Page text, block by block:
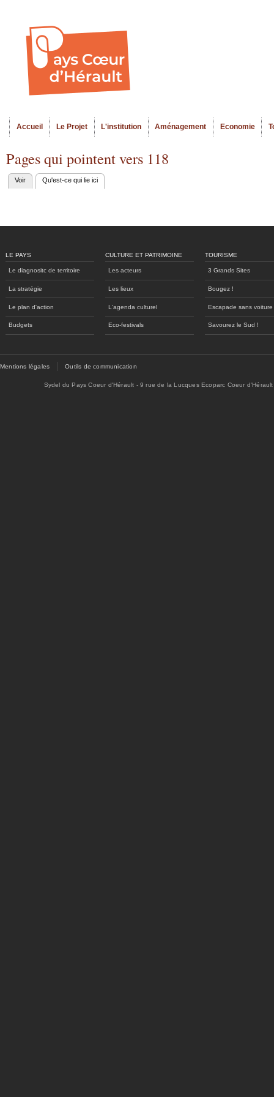
Menu principal
Accueil Le Projet L'institution Aménagement Economie
Pages qui pointent vers 118
Onglets
Voir Qu'est-ce qui lie ici
LE PAYS
Le diagnositc de territoire
La stratégie
Le plan d'action
Budgets
CULTURE ET PATRIMOINE
Les acteurs
Les lieux
L'agenda culturel
Eco-festivals
TOURISME
3 Grands Sites
Bougez !
Escapade sans voiture
Savourez le Sud !
Mentions légales Outils de communication
Sydel du Pays Coeur d'Hérault - 9 rue de la Lucques Ecoparc Coeur